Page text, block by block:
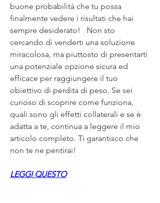
buone probabilità che tu possa
finalmente vedere i risultati che hai
sempre desiderato!   Non sto
cercando di venderti una soluzione
miracolosa, ma piuttosto di presentarti
una potenziale opzione sicura ed
efficace per raggiungere il tuo
obiettivo di perdita di peso. Se sei
curioso di scoprire come funziona,
quali sono gli effetti collaterali e se è
adatta a te, continua a leggere il mio
articolo completo. Ti garantisco che
non te ne pentirai!
LEGGI QUESTO